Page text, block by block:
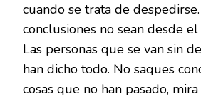
cuando se trata de
conclusiones no sean desde
Las personas que se van sin
han dicho todo. No saques
cosas que no han pasado,